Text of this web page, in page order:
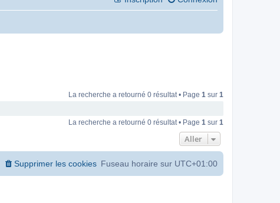
La recherche a retourné 0 résultat • Page 1 sur 1
La recherche a retourné 0 résultat • Page 1 sur 1
Aller
Fuseau horaire sur UTC+01:00
Supprimer les cookies